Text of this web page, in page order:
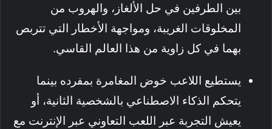
بين الطرفين في حل الألغاز، والهروب من
المخلوقات الغريبة، ومواجهة الأخطار التي تتربص
بهما في كل زاوية من هذا العالم القاسي.
يستطيع اللاعب خوض المغامرة بمفرده بينما
يتحكم الذكاء الاصطناعي بالشخصية الثانية، أو
يعيش التجربة عبر اللعب التعاوني عبر الإنترنت مع